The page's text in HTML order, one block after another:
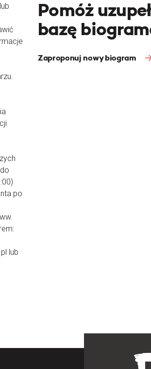
po
lub
Pomóż
bazę
Zaproponuj nowy biogram